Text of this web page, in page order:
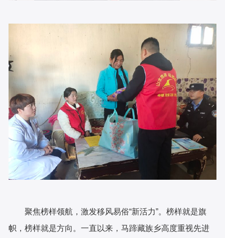
聚焦榜样领航，激发移风易俗“新活力”。榜样就是旗
帜，榜样就是方向。一直以来，马蹄藏族乡高度重视先进